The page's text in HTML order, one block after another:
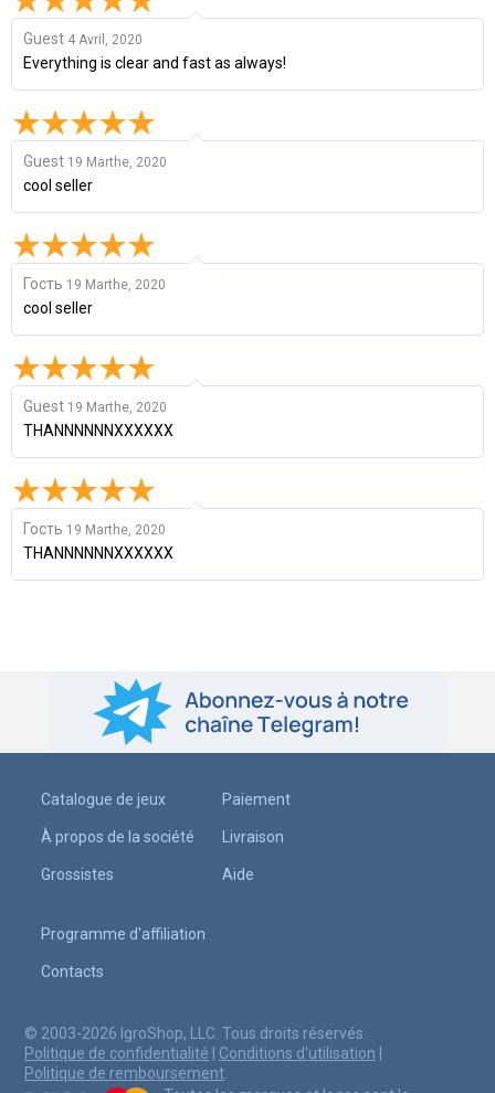
Guest 4 Avril, 2020
Everything is clear and fast as always!
Guest 19 Marthe, 2020
cool seller
Гость 19 Marthe, 2020
cool seller
Guest 19 Marthe, 2020
THANNNNNNXXXXXX
Гость 19 Marthe, 2020
THANNNNNNXXXXXX
Catalogue de jeux
À propos de la société
Grossistes
Paiement
Livraison
Aide
Programme d'affiliation
Contacts
© 2003-2026 IgroShop, LLC. Tous droits réservés.
Politique de confidentialité
Conditions d'utilisation
Politique de remboursement.